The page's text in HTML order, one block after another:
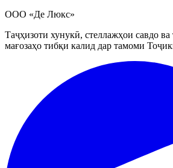
ООО «Де Люкс»
Таҷҳизоти хунукӣ, стеллажҳои савдо ва
мағозаҳо тибқи калид дар тамоми